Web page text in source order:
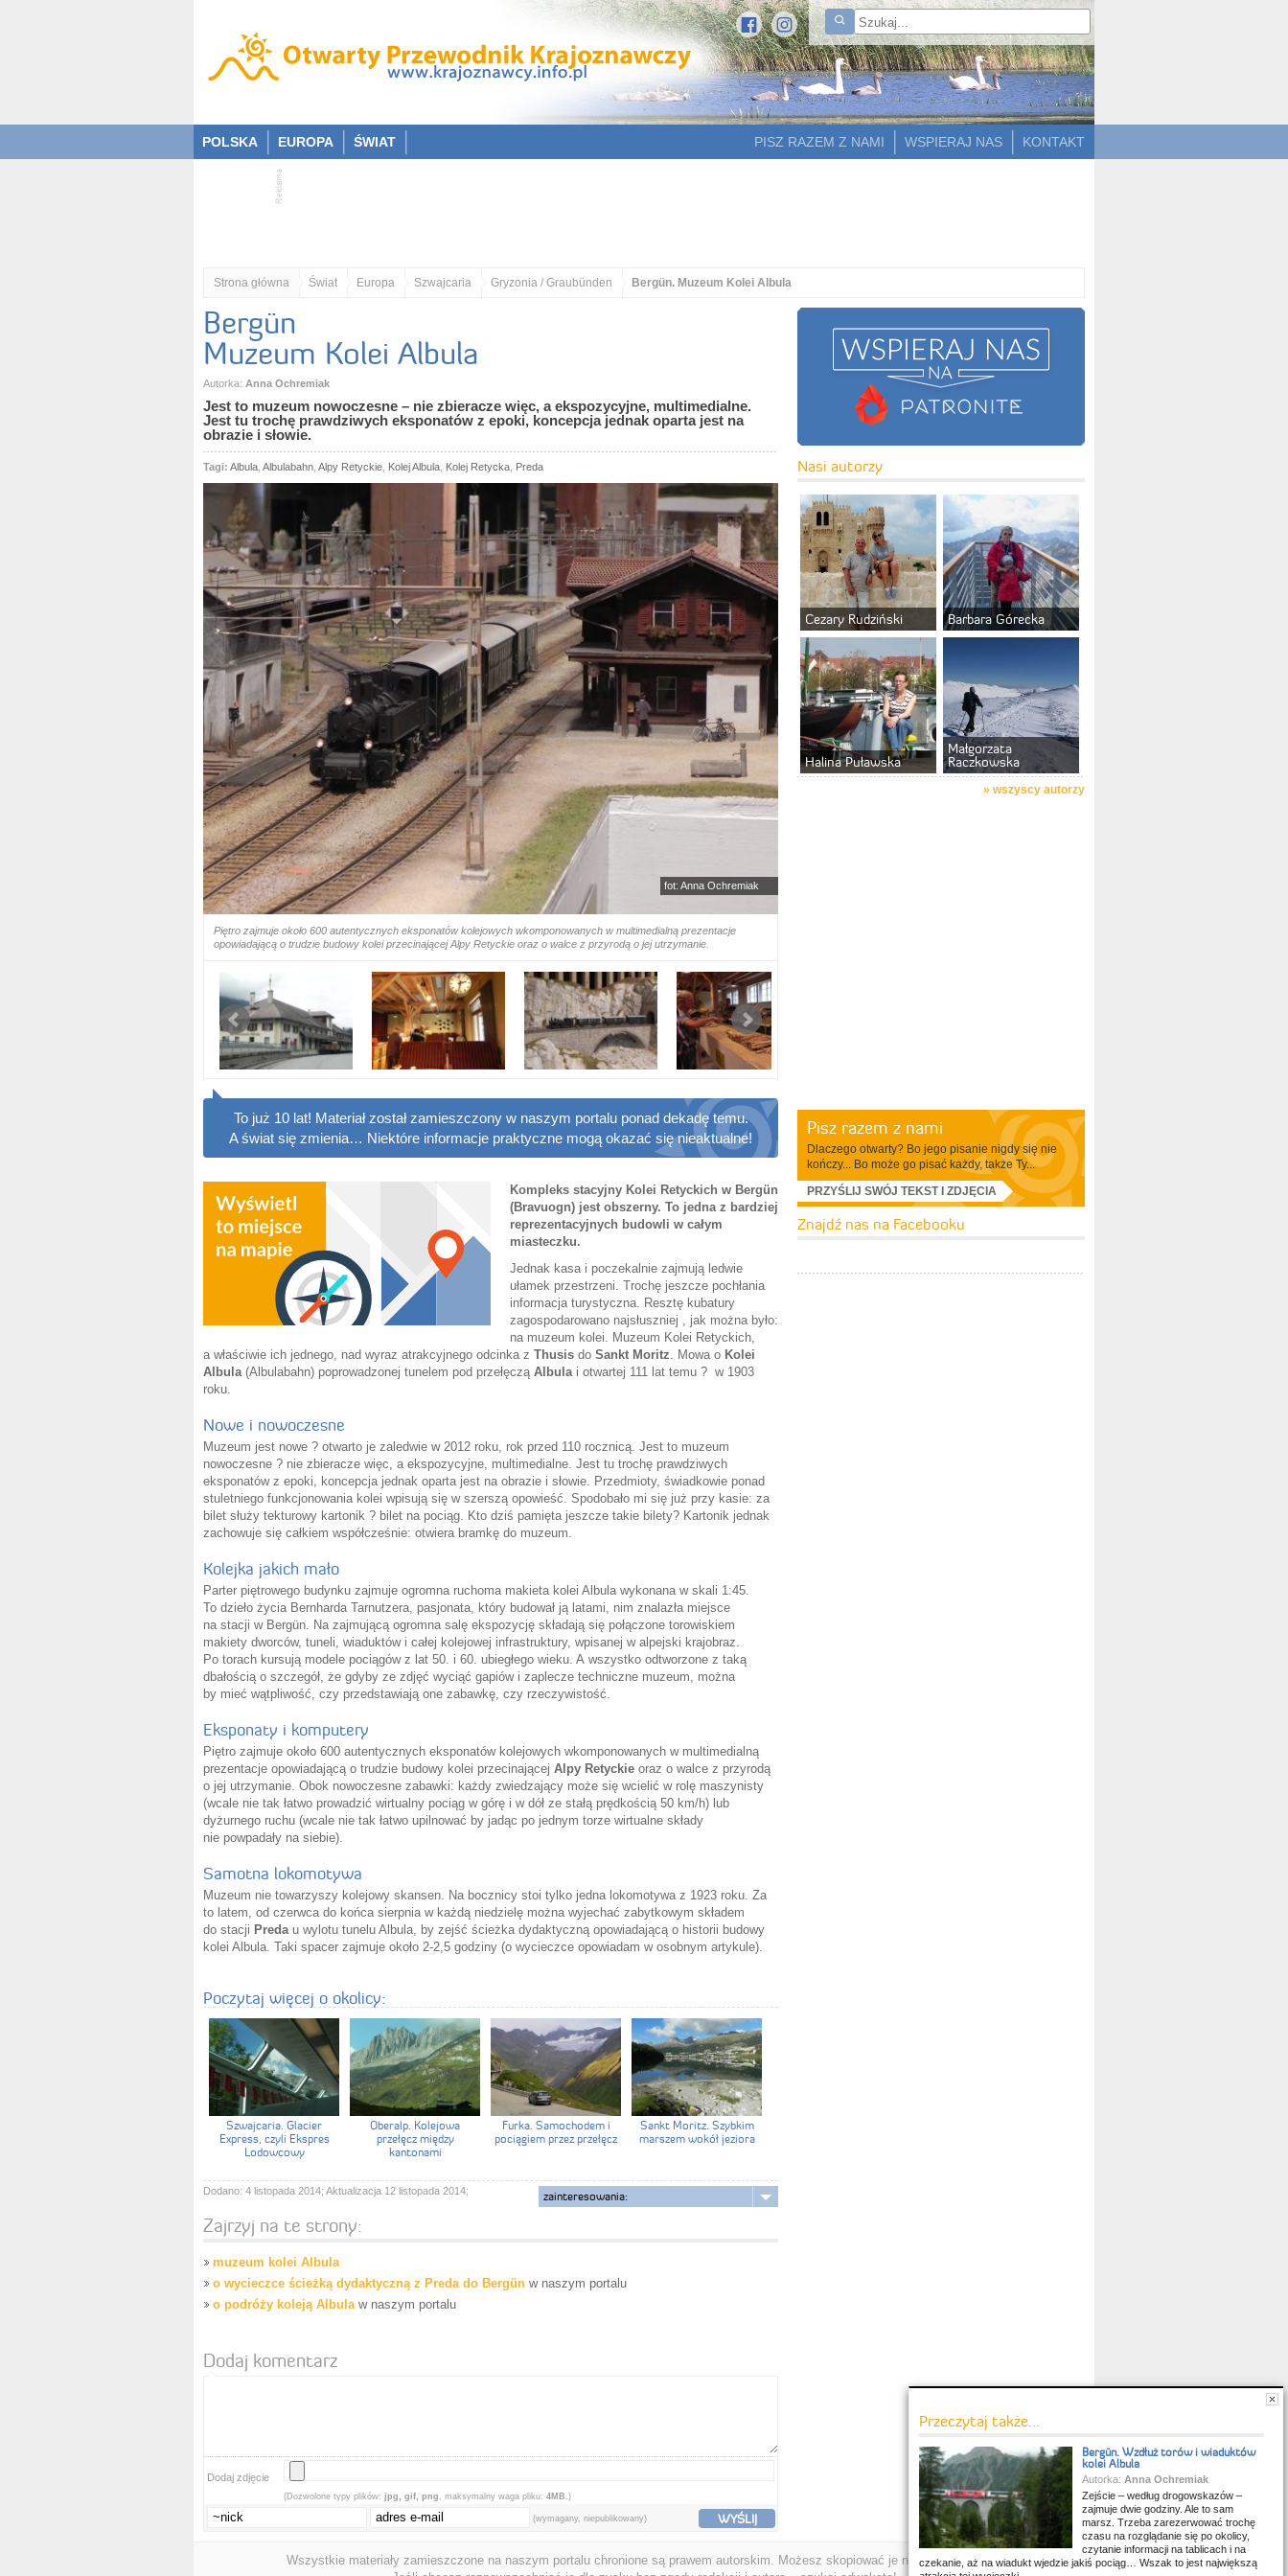
POLSKA EUROPA ŚWIAT KONTAKT
WSPIERAJ NAS
PISZ RAZEM Z NAMI
Strona główna Świat Europa Szwajcaria Gryzonia / Graubünden Bergün. Muzeum Kolei Albula
Bergün
Muzeum Kolei Albula
Autorka: Anna Ochremiak
Jest to muzeum nowoczesne – nie zbieracze więc, a ekspozycyjne, multimedialne.
Jest tu trochę prawdziwych eksponatów z epoki, koncepcja jednak oparta jest na
obrazie i słowie.
Tagi: Albula Albulabahn Alpy Retyckie Kolej Albula Kolej Retycka Preda
fot: Anna Ochremiak
Piętro zajmuje około 600 autentycznych eksponatów kolejowych wkomponowanych w multimedialną prezentacje
opowiadającą o trudzie budowy kolei przecinającej Alpy Retyckie oraz o walce z przyrodą o jej utrzymanie.
To już 10 lat! Materiał został zamieszczony w naszym portalu ponad dekadę temu.
A świat się zmienia… Niektóre informacje praktyczne mogą okazać się nieaktualne!
Kompleks stacyjny Kolei Retyckich w Bergün
(Bravuogn) jest obszerny. To jedna z bardziej
reprezentacyjnych budowli w całym
miasteczku.
Jednak kasa i poczekalnie zajmują ledwie
ułamek przestrzeni. Trochę jeszcze pochłania
informacja turystyczna. Resztę kubatury
zagospodarowano najsłuszniej , jak można było:
na muzeum kolei. Muzeum Kolei Retyckich,
a właściwie ich jednego, nad wyraz atrakcyjnego odcinka z Thusis do Sankt Moritz. Mowa o Kolei
Albula(Albulabahn) poprowadzonej tunelem pod przełęczą Albulai otwartej 111 lat temu ? w 1903
roku.
Nowe i nowoczesne
Muzeum jest nowe ? otwarto je zaledwie w 2012 roku, rok przed 110 rocznicą. Jest to muzeum
nowoczesne ? nie zbieracze więc, a ekspozycyjne, multimedialne. Jest tu trochę prawdziwych
eksponatów z epoki, koncepcja jednak oparta jest na obrazie i słowie. Przedmioty, świadkowie ponad
stuletniego funkcjonowania kolei wpisują się w szerszą opowieść. Spodobało mi się już przy kasie: za
bilet służy tekturowy kartonik ? bilet na pociąg. Kto dziś pamięta jeszcze takie bilety? Kartonik jednak
zachowuje się całkiem współcześnie: otwiera bramkę do muzeum.
Kolejka jakich mało
Parter piętrowego budynku zajmuje ogromna ruchoma makieta kolei Albula wykonana w skali 1:45.
To dzieło życia Bernharda Tarnutzera, pasjonata, który budował ją latami, nim znalazła miejsce
na stacji w Bergün. Na zajmującą ogromna salę ekspozycję składają się połączone torowiskiem
makiety dworców, tuneli, wiaduktów i całej kolejowej infrastruktury, wpisanej w alpejski krajobraz.
Po torach kursują modele pociągów z lat 50. i 60. ubiegłego wieku. A wszystko odtworzone z taką
dbałością o szczegół, że gdyby ze zdjęć wyciąć gapiów i zaplecze techniczne muzeum, można
by mieć wątpliwość, czy przedstawiają one zabawkę, czy rzeczywistość.
Eksponaty i komputery
Piętro zajmuje około 600 autentycznych eksponatów kolejowych wkomponowanych w multimedialną
prezentacje opowiadającą o trudzie budowy kolei przecinającej Alpy Retyckie oraz o walce z przyrodą
o jej utrzymanie. Obok nowoczesne zabawki: każdy zwiedzający może się wcielić w rolę maszynisty
(wcale nie tak łatwo prowadzić wirtualny pociąg w górę i w dół ze stałą prędkością 50 km/h) lub
dyżurnego ruchu (wcale nie tak łatwo upilnować by jadąc po jednym torze wirtualne składy
nie powpadały na siebie).
Samotna lokomotywa
Muzeum nie towarzyszy kolejowy skansen. Na bocznicy stoi tylko jedna lokomotywa z 1923 roku. Za
to latem, od czerwca do końca sierpnia w każdą niedzielę można wyjechać zabytkowym składem
do stacji Predau wylotu tunelu Albula, by zejść ścieżka dydaktyczną opowiadającą o historii budowy
kolei Albula. Taki spacer zajmuje około 2-2,5 godziny (o wycieczce opowiadam w osobnym artykule).
Poczytaj więcej o okolicy:
Szwajcaria. Glacier
Express, czyli Ekspres
Lodowcowy
Oberalp. Kolejowa
przełęcz między
kantonami
Furka. Samochodem i
pociągiem przez przełęcz
Sankt Moritz. Szybkim
marszem wokół jeziora
Dodano: 4 listopada 2014; Aktualizacja 12 listopada 2014; zainteresowania:
Zajrzyj na te strony:
muzeum kolei Albula
o wycieczce ścieżką dydaktyczną z Preda do Bergün w naszym portalu
o podróży koleją Albulaw naszym portalu
Dodaj komentarz
Dodaj zdjęcie
(Dozwolone typy plików: jpg, gif, png , maksymalny waga pliku: 4MB.)
(wymagany, niepublikowany) WYŚLIJ
Nasi autorzy
Cezary Rudziński Barbara Górecka
Halina Puławska
Małgorzata
Raczkowska
» wszyscy autorzy
Pisz razem z nami
Dlaczego otwarty? Bo jego pisanie nigdy się nie
kończy... Bo może go pisać każdy, także Ty...
PRZYŚLIJ SWÓJ TEKST I ZDJĘCIA
Znajdź nas na Facebooku
Wszystkie materiały zamieszczone na naszym portalu chronione są prawem autorskim. Możesz skopiować je na własny użytek.
Przeczytaj także...
Bergün. Wzdłuż torów i wiaduktów
kolei Albula
Autorka: Anna Ochremiak
Zejście – według drogowskazów –
zajmuje dwie godziny. Ale to sam
marsz. Trzeba zarezerwować trochę
czasu na rozglądanie się po okolicy,
czytanie informacji na tablicach i na
czekanie, aż na wiadukt wjedzie jakiś pociąg… Wszak to jest największą